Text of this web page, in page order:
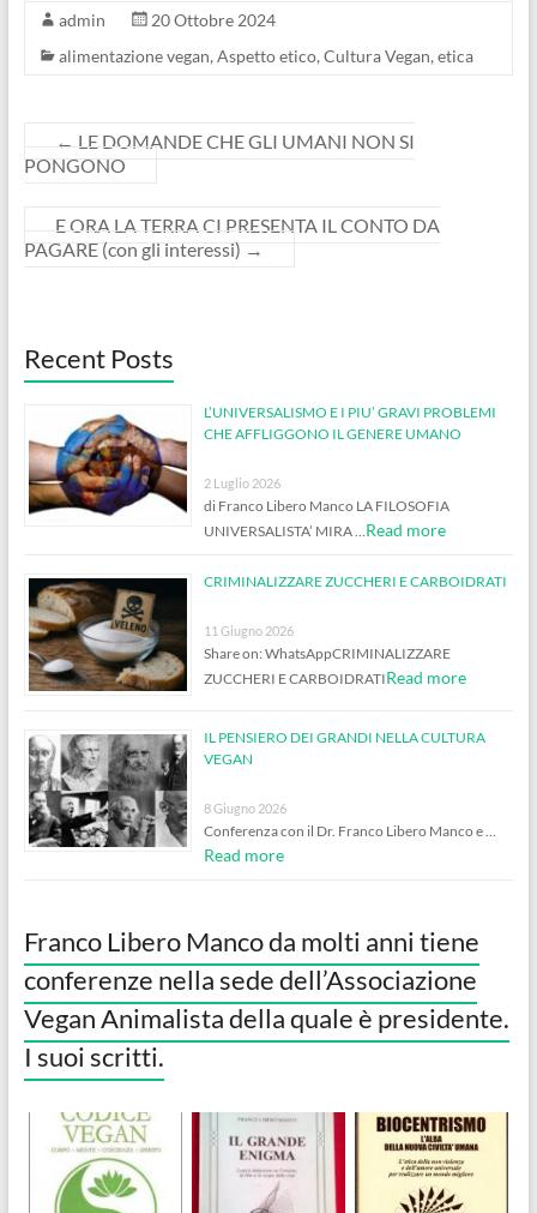
admin
20 Ottobre 2024
alimentazione vegan, Aspetto etico, Cultura Vegan, etica
← LE DOMANDE CHE GLI UMANI NON SI
PONGONO
E ORA LA TERRA CI PRESENTA IL CONTO DA
PAGARE (con gli interessi) →
Recent Posts
L’UNIVERSALISMO E I PIU’ GRAVI PROBLEMI
CHE AFFLIGGONO IL GENERE UMANO
2 Luglio 2026
di Franco Libero Manco LA FILOSOFIA
UNIVERSALISTA’ MIRA … Read more
CRIMINALIZZARE ZUCCHERI E CARBOIDRATI
11 Giugno 2026
Share on: WhatsAppCRIMINALIZZARE
ZUCCHERI E CARBOIDRATIRead more
IL PENSIERO DEI GRANDI NELLA CULTURA
VEGAN
8 Giugno 2026
Conferenza con il Dr. Franco Libero Manco e …
Read more
Franco Libero Manco da molti anni tiene
conferenze nella sede dell’Associazione
Vegan Animalista della quale è presidente.
I suoi scritti.